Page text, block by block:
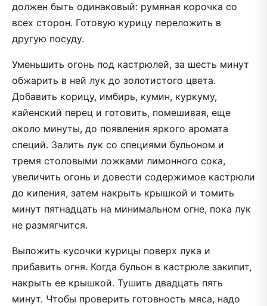
должен быть одинаковый: румяная корочка со
всех сторон. Готовую курицу переложить в
другую посуду.
Уменьшить огонь под кастрюлей, за шесть минут
обжарить в ней лук до золотистого цвета.
Добавить корицу, имбирь, кумин, куркуму,
кайенский перец и готовить, помешивая, еще
около минуты, до появления яркого аромата
специй. Залить лук со специями бульоном и
тремя столовыми ложками лимонного сока,
увеличить огонь и довести содержимое кастрюли
до кипения, затем накрыть крышкой и томить
минут пятнадцать на минимальном огне, пока лук
не размягчится.
Выложить кусочки курицы поверх лука и
прибавить огня. Когда бульон в кастрюле закипит,
накрыть ее крышкой. Тушить двадцать пять
минут. Чтобы проверить готовность мяса, надо